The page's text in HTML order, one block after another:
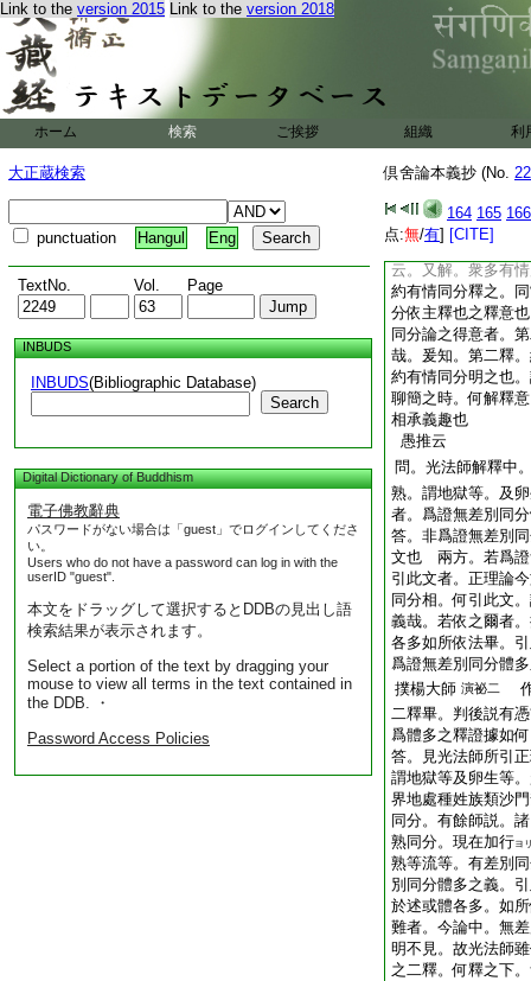
Link to the version 2015 Link to the version 2018
ホーム 検索 ご挨拶 組織 利
大正蔵検索
punctuation Hangul Eng
TextNo. Vol. Page
INBUDS
INBUDS(Bibliographic Database)
Search
Digital Dictionary of Buddhism
電子佛教辭典
パスワードがない場合は「guest」でログインしてくださ
い。
Users who do not have a password can log in with the
userID "guest".
本文をドラッグして選択するとDDBの見出し語
検索結果が表示されます。
Select a portion of the text by dragging your
mouse to view all terms in the text contained in
the DDB. ・
Password Access Policies
倶舍論本義抄 (No.
164 165 166
点:無/有] [CITE]
有總釋別釋之二段
論説此名衆同分者
言。可含有情同分
謂隨蘊處界者。是
釋。隨應分別之也
衆同。分 ハ
是別義者
當上云即 5
分同
意也。第二釋云。
同分者。約法同分
故。名爲同分。依
云。又解。衆多有
約有情同分釋之。
分依主釋也之釋意
同分論之得意者。
哉。爰知。第二釋
約有情同分明之也
聊簡之時。何解釋
相承義趣也
愚推云
問。光法師解釋中
熟。謂地獄等。及
者。爲證無差別同
答。非爲證無差別
文也 兩方。若爲證
引此文者。正理論
同分相。何引此文
義哉。若依之爾者
各多如所依法畢。
爲證無差別同分體
撲楊大師 演祕二
二釋畢。判後説有
爲體多之釋證據如何
答。見光法師所引
謂地獄等及卵生等
界地處種姓族類沙
同分。有餘師説。
熟同分。現在加行ヨ
熟等流等。有差別
別同分體多之義。
於述或體各多。如
難者。今論中。無
明不見。故光法師
之二釋。何釋之下